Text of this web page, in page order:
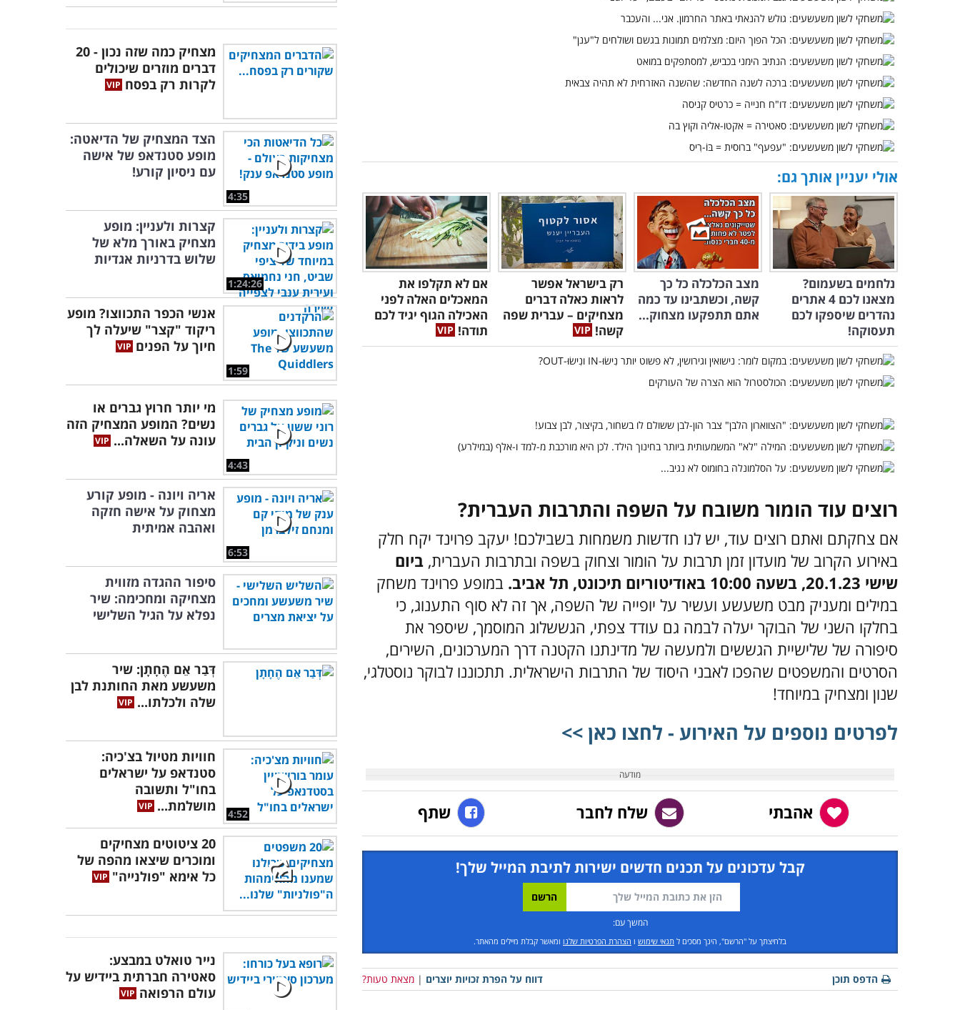
אולי יעניין אותך גם:
נלחמים בשעמום?
מצאנו לכם 4 אתרים
נהדרים שיספקו לכם
תעסוקה!
מצב הכלכלה כל כך
קשה, וכשתבינו עד כמה
אתם תתפקעו מצחוק...
רק בישראל אפשר
לראות כאלה דברים
מצחיקים – עברית שפה
קשה!
אם לא תקלפו את
המאכלים האלה לפני
האכילה הגוף יגיד לכם
תודה!
רוצים עוד הומור משובח על השפה והתרבות העברית?
אם צחקתם ואתם רוצים עוד, יש לנו חדשות משמחות בשבילכם! יעקב פרוינד יקח חלק
באירוע הקרוב של מועדון זמן תרבות על הומור וצחוק בשפה ובתרבות העברית, ביום
שישי 20.1.23, בשעה 10:00 באודיטוריום תיכונט, תל אביב.
במופע פרוינד משחק
במילים ומעניק מבט משעשע ועשיר על יופייה של השפה, אך זה לא סוף התענוג, כי
בחלקו השני של הבוקר יעלה לבמה גם עודד צפתי, הגששלוג המוסמך, שיספר את
סיפורה של שלישיית הגששים ולמעשה של מדינתנו הקטנה דרך המערכונים, השירים,
הסרטים והמשפטים שהפכו לאבני היסוד של התרבות הישראלית. תתכוננו לבוקר נוסטלגי,
שנון ומצחיק במיוחד!
לפרטים נוספים על האירוע - לחצו כאן >>
אהבתי שלח לחבר שתף
קבל עדכונים על תכנים חדשים ישירות לתיבת המייל שלך!
המשך עם:
בלחיצתך על "הרשם", הינך מסכים ל תנאי שימוש ו הצהרת הפרטיות שלנו ומאשר קבלת מיילים מהאתר.
דווח על הפרת זכויות יוצרים | מצאת טעות? הדפס תוכן
מצחיק כמה שזה נכון - 20
דברים מוזרים שיכולים
לקרות רק בפסח
4:35
הצד המצחיק של הדיאטה:
מופע סטנדאפ של אישה
עם ניסיון קורע!
1:24:26
קצרות ולעניין: מופע
מצחיק באורך מלא של
שלוש בדרניות אגדיות
1:59
אנשי הכפר התכווצו? מופע
ריקוד "קצר" שיעלה לך
חיוך על הפנים
4:43
מי יותר חרוץ גברים או
נשים? המופע המצחיק הזה
עונה על השאלה...
6:53
אריה ויונה - מופע קורע
מצחוק על אישה חזקה
ואהבה אמיתית
סיפור ההגדה מזווית
מצחיקה ומחכימה: שיר
נפלא על הגיל השלישי
דְּבַר אֵם הֶחָתָן: שיר
משעשע מאת החותנת לבן
שלה ולכלתו...
4:52
חוויות מטיול בצ'כיה:
סטנדאפ על ישראלים
בחו"ל ותשובה
מושלמת...
20 ציטוטים מצחיקים
ומוכרים שיצאו מהפה של
כל אימא "פולנייה"
נייר טואלט במבצע:
סאטירה חברתית ביידיש על
עולם הרפואה